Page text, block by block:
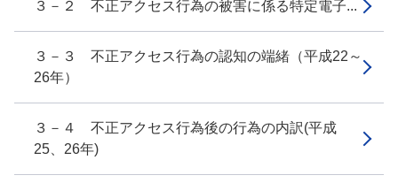
３－２ 不正アクセス行為の被害に係る特定電子...
３－３ 不正アクセス行為の認知の端緒（平成22～
26年）
３－４ 不正アクセス行為後の行為の内訳(平成
25、26年)